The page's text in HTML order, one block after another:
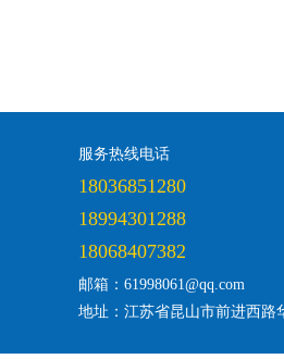
服务热线电话
18036851280
18994301288
18068407382
邮箱：61998061@qq.com
地址：江苏省昆山市前进西路